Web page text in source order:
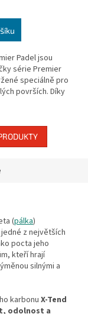
Padel jsou
série Premier
speciálně pro
površích. Díky
(pálka)
z největších
pocta jeho
kteří hrají
silnými a
karbonu X-Tend
odolnost a